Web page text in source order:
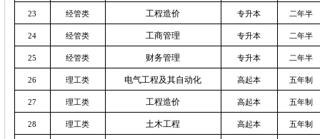
23 经管类 工程造价 专升本 二年半
24 经管类 工商管理 专升本 二年半
25 经管类 财务管理 专升本 二年半
26 理工类 电气工程及其自动化 高起本 五年制
27 理工类 工程造价 高起本 五年制
28 理工类 土木工程 高起本 五年制